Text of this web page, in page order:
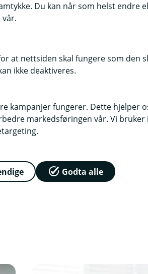
med
ID-kontroll.
du ikke
Får du
deg en
Du kan når som helst endre
at nettsiden skal fungere som den
ikke deaktiveres.
kampanjer fungerer. Dette hjelper
markedsføringen vår. Vi bruker
Godta alle